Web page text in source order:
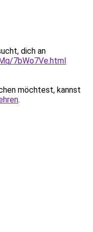
dich an
7bWo7Ve.html
möchtest, kannst
.